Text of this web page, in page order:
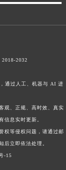
2032
通过人工、机器与 AI 进
观、正规、高时效、真实
信息实时更新。
权等侵权问题，请通过邮
后立即依法处理。
-15